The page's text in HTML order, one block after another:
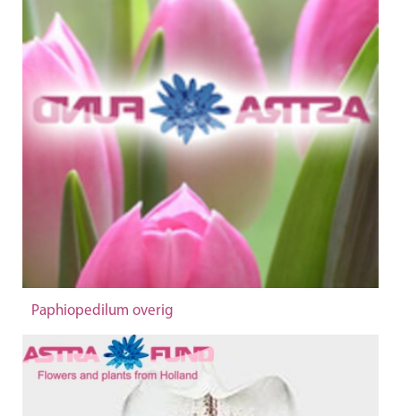
Paphiopedilum overig